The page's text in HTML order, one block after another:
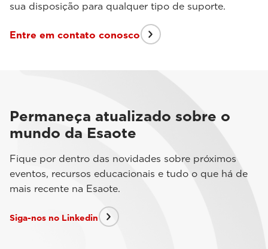
sua disposição para qualquer tipo de suporte.
Entre em contato conosco
Permaneça atualizado sobre o
mundo da Esaote
Fique por dentro das novidades sobre próximos
eventos, recursos educacionais e tudo o que há de
mais recente na Esaote.
Siga-nos no Linkedin